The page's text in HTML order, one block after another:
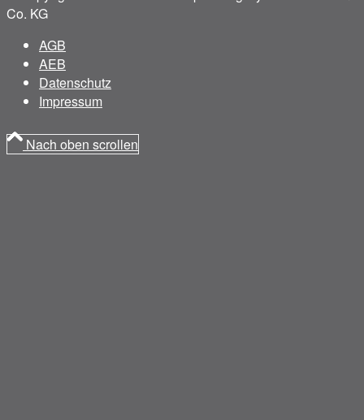
Co. KG
AGB
AEB
Datenschutz
Impressum
Nach oben scrollen